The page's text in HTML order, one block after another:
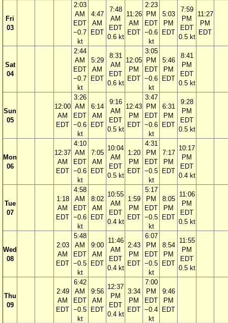
Fri
03
2:03
AM
EDT
−0.7
kt
4:47
AM
EDT
7:48
AM
EDT
0.6 kt
11:26
AM
EDT
2:23
PM
EDT
−0.6
kt
5:03
PM
EDT
7:59
PM
EDT
0.5 kt
11:27
PM
EDT
Sat
04
2:44
AM
EDT
−0.7
kt
5:29
AM
EDT
8:31
AM
EDT
0.6 kt
12:05
PM
EDT
3:05
PM
EDT
−0.6
kt
5:46
PM
EDT
8:41
PM
EDT
0.5 kt
Sun
05
12:00
AM
EDT
3:26
AM
EDT
−0.6
kt
6:14
AM
EDT
9:16
AM
EDT
0.5 kt
12:43
PM
EDT
3:47
PM
EDT
−0.6
kt
6:31
PM
EDT
9:28
PM
EDT
0.5 kt
Mon
06
12:37
AM
EDT
4:10
AM
EDT
−0.6
kt
7:05
AM
EDT
10:04
AM
EDT
0.5 kt
1:20
PM
EDT
4:31
PM
EDT
−0.5
kt
7:17
PM
EDT
10:17
PM
EDT
0.4 kt
Tue
07
1:18
AM
EDT
4:58
AM
EDT
−0.6
kt
8:02
AM
EDT
10:55
AM
EDT
0.4 kt
1:59
PM
EDT
5:17
PM
EDT
−0.5
kt
8:05
PM
EDT
11:06
PM
EDT
0.5 kt
Wed
08
2:03
AM
EDT
5:48
AM
EDT
−0.5
kt
9:00
AM
EDT
11:46
AM
EDT
0.4 kt
2:43
PM
EDT
6:07
PM
EDT
−0.5
kt
8:54
PM
EDT
11:55
PM
EDT
0.5 kt
Thu
09
2:49
AM
EDT
6:42
AM
EDT
−0.5
kt
9:56
AM
EDT
12:37
PM
EDT
0.4 kt
3:34
PM
EDT
7:00
PM
EDT
−0.4
kt
9:46
PM
EDT